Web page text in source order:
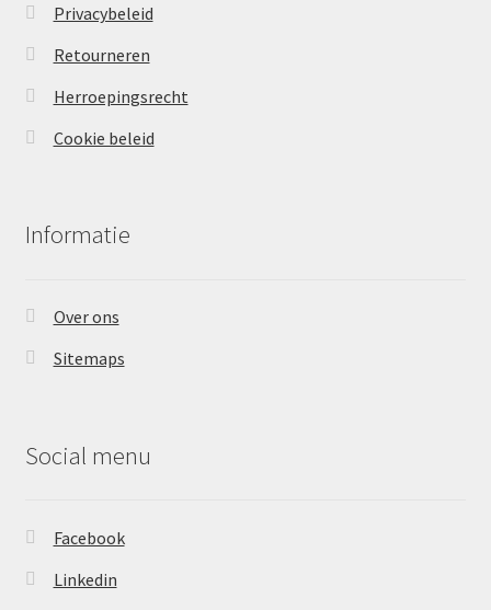
Privacybeleid
Retourneren
Herroepingsrecht
Cookie beleid
Informatie
Over ons
Sitemaps
Social menu
Facebook
Linkedin